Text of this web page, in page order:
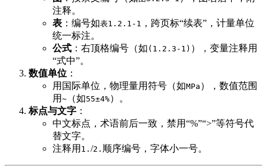
注释。
​表​ ​：编号如表1.2.1-1
，跨页标“续表”，计量单位
统一标注。
​公式​ ​：右顶格编号（如 (1.2.3-1) ），变量注释用
“式中”。
​数值单位​ ​：
用国际单位，物理量用符号（如MPa ），数值范围
用 ~ （如55±4%）。
​标点与文字​ ​：
中文标点，术语前后一致，禁用“%”“>”等符号代
替文字。
注释用 1. /2. 顺序编号，字体小一号。